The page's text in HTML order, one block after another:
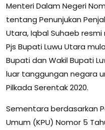
Menteri Dalam Negeri
tentang Penunjukan
Utara, Iqbal Suhaeb
Pjs Bupati Luwu Utara
Bupati dan Wakil Bupati
luar tanggungan negara
Pilkada Serentak 2020.
Sementara berdasarkan
Umum (KPU) Nomor 5